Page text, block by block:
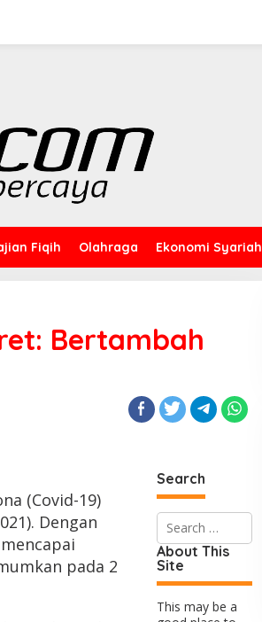
Fiqih Olahraga Ekonomi Syariah
Bertambah
(Covid-19)
Dengan
pada 2
Search
Search
for:
About This
Site
This may be a